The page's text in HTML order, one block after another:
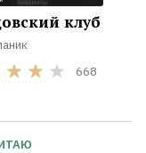
клуб
668